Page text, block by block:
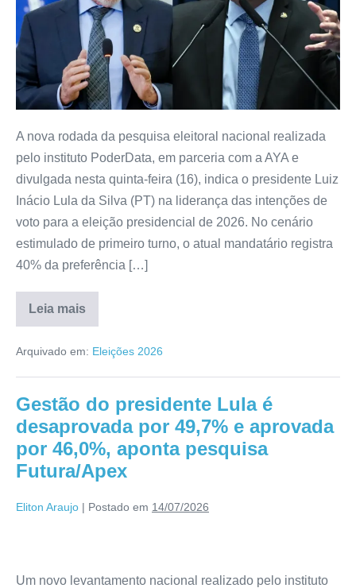
A nova rodada da pesquisa eleitoral nacional realizada
pelo instituto PoderData, em parceria com a AYA e
divulgada nesta quinta-feira (16), indica o presidente Luiz
Inácio Lula da Silva (PT) na liderança das intenções de
voto para a eleição presidencial de 2026. No cenário
estimulado de primeiro turno, o atual mandatário registra
40% da preferência […]
Leia mais
Arquivado em: Eleições 2026
Gestão do presidente Lula é
desaprovada por 49,7% e aprovada
por 46,0%, aponta pesquisa
Futura/Apex
Eliton Araujo | Postado em 14/07/2026
Um novo levantamento nacional realizado pelo instituto